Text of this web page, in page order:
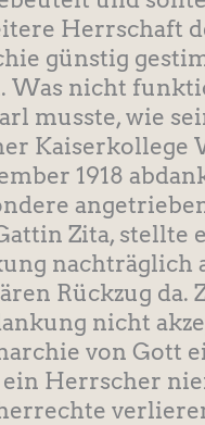
Herrschaft
günstig
Was nicht
musste, wie
Kaiserkollege
1918
Zita, stellte
nachträglich
Rückzug da.
nicht
von Gott
Herrscher